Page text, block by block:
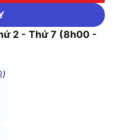
2 - Thứ 7 (8h00 -
)